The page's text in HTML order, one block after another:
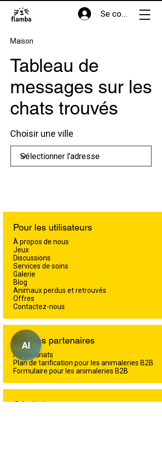
Se connecter
Maison
Tableau de
messages sur les
chats trouvés
Choisir une ville
Pour les utilisateurs
À propos de nous
Jeux
Discussions
Services de soins
Galerie
Blog
Animaux perdus et retrouvés
Offres
Contactez-nous
Pour les partenaires
Partenariats
Plan de tarification pour les animaleries B2B
Formulaire pour les animaleries B2B
Général
AI